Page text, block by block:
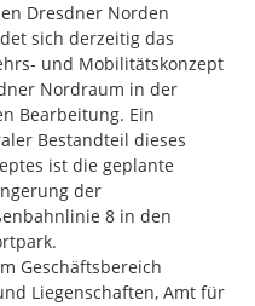
Dresdner Norden
sich derzeitig das
und Mobilitätskonzept
Nordraum in der
Bearbeitung. Ein
Bestandteil dieses
ist die geplante
der
8 in den
Geschäftsbereich
Liegenschaften, Amt für